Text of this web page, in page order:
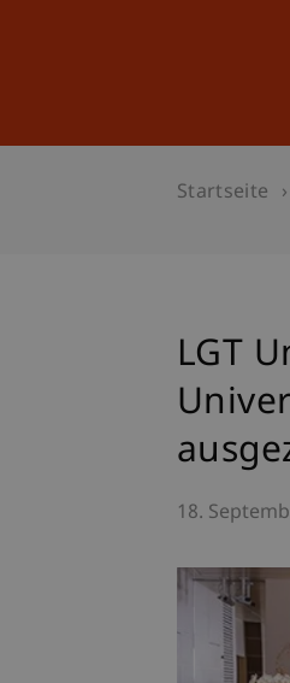
Startseite
LGT
18.